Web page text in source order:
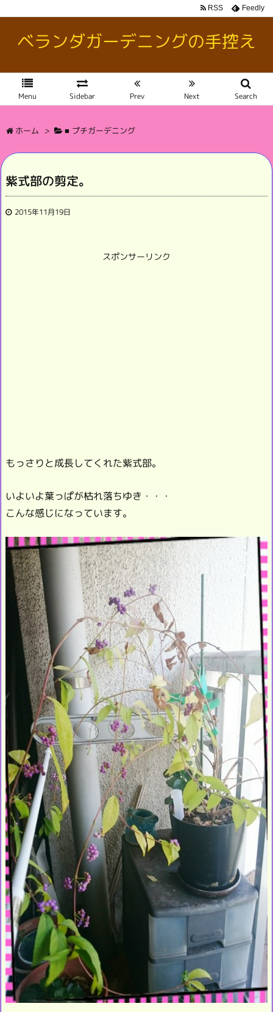
ベランダガーデニングの手控え
Menu Sidebar Prev Next Search
RSS Feedly
ホーム > ■ プチガーデニング
紫式部の剪定。
2015年11月19日
スポンサーリンク
もっさりと成長してくれた紫式部。
いよいよ葉っぱが枯れ落ちゆき・・・
こんな感じになっています。